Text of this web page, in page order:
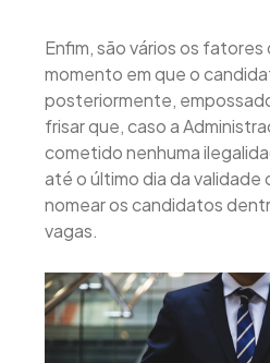
Enfim, são vários os fatores
momento em que o
posteriormente,
frisar que, caso a
cometido nenhuma
até o último dia da validade
nomear os candidatos
vagas.